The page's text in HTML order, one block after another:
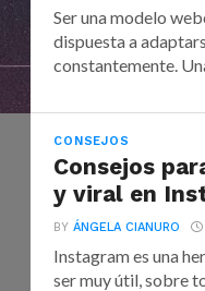
Ser una modelo
dispuesta a
constantemente.
CONSEJOS
Consejos
y viral en
BYÁNGELA CIANURO
Instagram es una
ser muy útil, sobre